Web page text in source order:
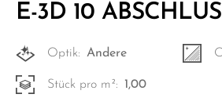
E-3D 10
Optik: Andere
Stück pro m²: 1,00